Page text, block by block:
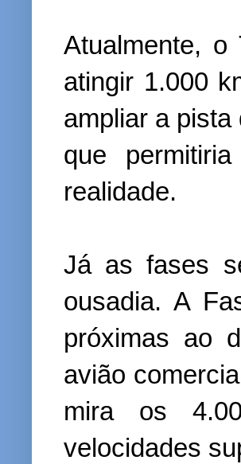
Atualmente,
atingir 1.000
ampliar a
que
realidade.
Já as fases
ousadia. A
próximas ao
avião
mira os
velocidades